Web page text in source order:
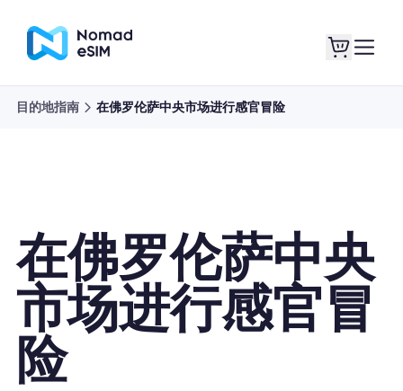
商城
关于 eSIM
目的地指南 在佛罗伦萨中央市场进行感官冒险
在佛罗伦萨中央
市场进行感官冒
险